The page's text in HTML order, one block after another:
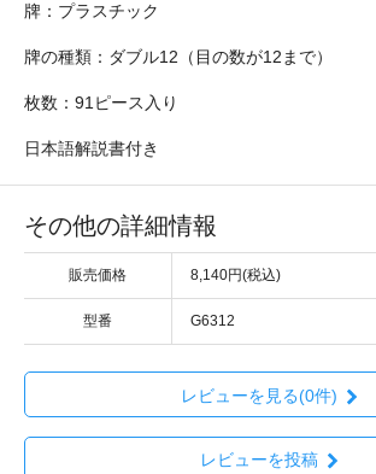
牌：プラスチック
牌の種類：ダブル12（目の数が12まで）
枚数：91ピース入り
日本語解説書付き
その他の詳細情報
販売価格 8,140円(税込)
型番 G6312
レビューを見る(0件)
レビューを投稿